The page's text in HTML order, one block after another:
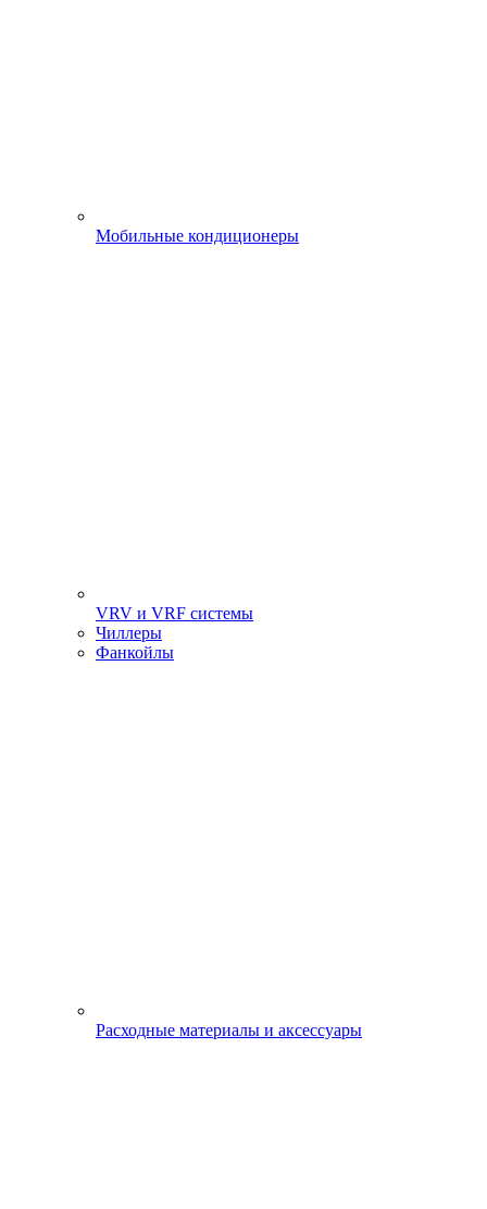
Мобильные кондиционеры
VRV и VRF системы
Чиллеры
Фанкойлы
Расходные материалы и аксессуары